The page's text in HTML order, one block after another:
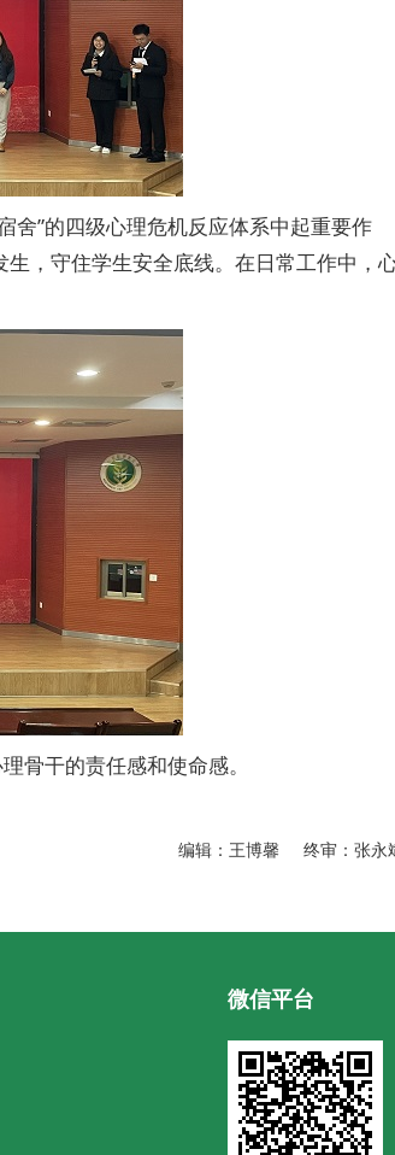
”的四级心理危机反应体系中起重要作
，守住学生安全底线。在日常工作中，
骨干的责任感和使命感。
编辑：王博馨 终审：张永
微信平台